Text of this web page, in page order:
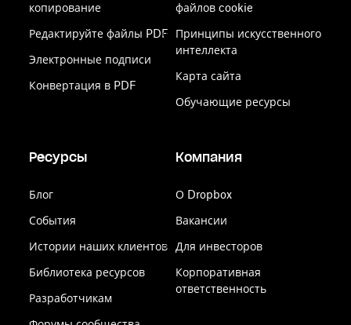
копирование
Редактируйте файлы PDF
Электронные подписи
Конвертация в PDF
файлов cookie
Принципы искусственного
интеллекта
Карта сайта
Обучающие ресурсы
Ресурсы
Блог
События
Истории наших клиентов
Библиотека ресурсов
Разработчикам
Компания
О Dropbox
Вакансии
Для инвесторов
Корпоративная
ответственность